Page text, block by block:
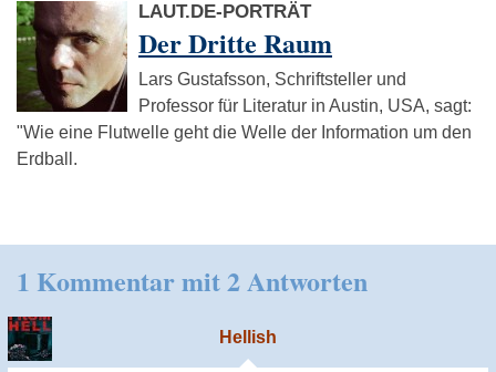
LAUT.DE-PORTRÄT
Der Dritte Raum
Lars Gustafsson, Schriftsteller und
Professor für Literatur in Austin, USA, sagt:
"Wie eine Flutwelle geht die Welle der Information um den
Erdball.
1 Kommentar mit 2 Antworten
Hellish